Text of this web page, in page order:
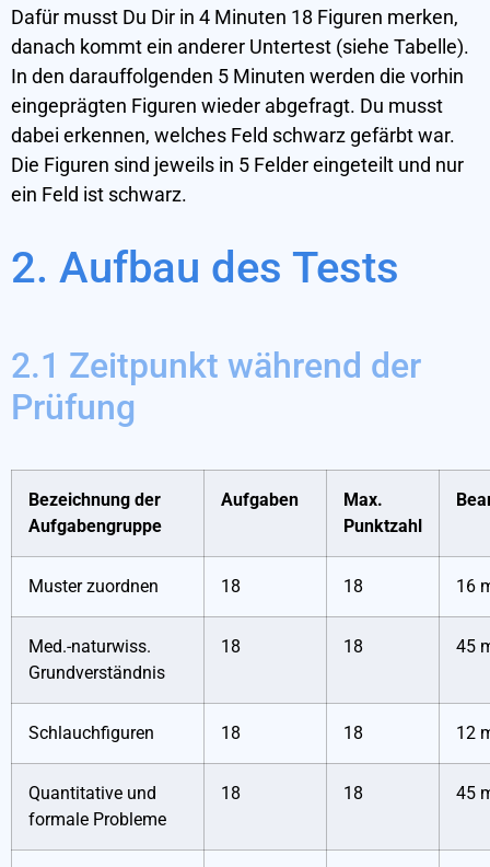
Dafür musst Du Dir in 4 Minuten 18 Figuren merken,
danach kommt ein anderer Untertest (siehe Tabelle).
In den darauffolgenden 5 Minuten werden die vorhin
eingeprägten Figuren wieder abgefragt. Du musst
dabei erkennen, welches Feld schwarz gefärbt war.
Die Figuren sind jeweils in 5 Felder eingeteilt und nur
ein Feld ist schwarz.
2. Aufbau des Tests
2.1 Zeitpunkt während der
Prüfung
Bezeichnung der
Aufgabengruppe
Aufgaben
Max.
Punktzahl
Muster zuordnen 18 18 16
Med.-naturwiss.
Grundverständnis
18 18 45
Schlauchfiguren 18 18 12
Quantitative und
formale Probleme
18 18 45